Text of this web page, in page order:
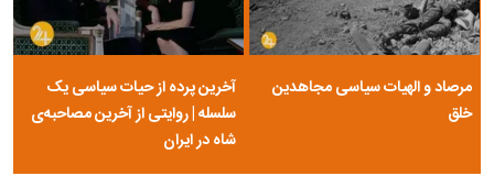
مرصاد و الهیات سیاسی مجاهدین
خلق
آخرین پرده از حیات سیاسی یک
سلسله | روایتی از آخرین مصاحبه‌ی
شاه در ایران